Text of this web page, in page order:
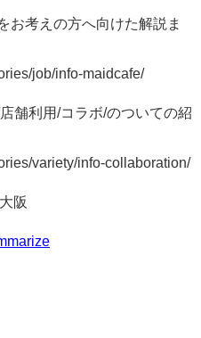
考えの方へ向けた解説ま
job/info-maidcafe/
舗利用/コラボ/のついての紹
variety/info-collaboration/
阪